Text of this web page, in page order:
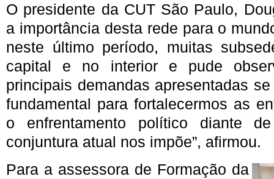
O presidente da CUT São Paulo,
a importância desta rede para o
neste último período, muitas
capital e no interior e pude
principais demandas apresentadas
fundamental para fortalecermos as
o enfrentamento político diante
conjuntura atual nos impõe”, afirmou.
Para a assessora de Formação da